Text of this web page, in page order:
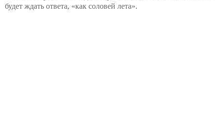
будет ждать ответа, «как соловей лета».